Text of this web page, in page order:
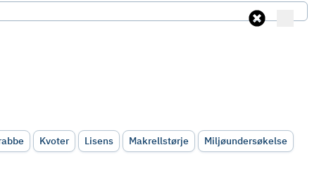
Kvoter Lisens Makrellstørje Miljøundersøkelse